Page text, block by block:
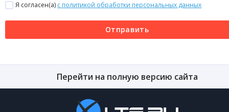
Я согласен(a) с политикой обработки персональных данных
Отправить
Перейти на полную версию сайта